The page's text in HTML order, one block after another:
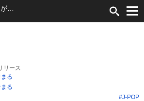
リース
る
る
#J-POP